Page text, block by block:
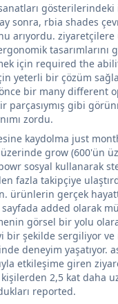
sonra, rbia shades
arıyordu.
tasarımlarını
için required the
yeterli bir çözüm
bir many different
parçasıymış gibi
zordu.
kaydolma just
grow (600'ün
sosyal kullanarak
fazla takipçiye
ürünlerin gerçek
added olarak
görsel bir yolu
bir şekilde sergiliyor
deneyim yaşatıyor.
etkileşime giren
2,5 kat daha
reported.